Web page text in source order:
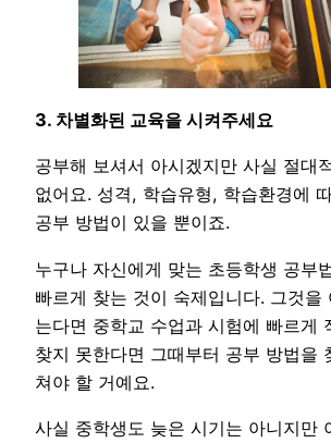
3. 차별화된 교육을 시켜주세요
공부해 보셔서 아시겠지만 사실 절대
없어요. 성격, 학습유형, 학습환경에
공부 방법이 있을 뿐이죠.
누구나 자신에게 맞는 초등학생 공부
빠르게 찾는 것이 숙제입니다. 그것을
는다면 중학교 수업과 시험에 빠르게
찾지 못한다면 그때부터 공부 방법을
쳐야 할 거예요.
사실 중학생도 늦은 시기는 아니지만